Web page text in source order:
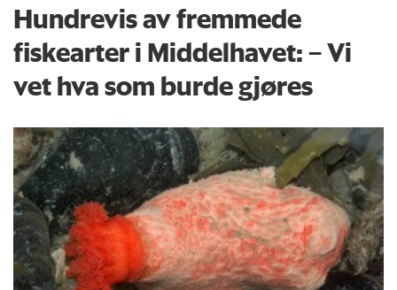
Hundrevis av fremmede
fiskearter i Middelhavet: – Vi
vet hva som burde gjøres